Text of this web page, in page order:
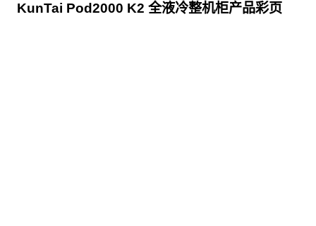
KunTai Pod2000 K2 全液冷整机柜产品彩页